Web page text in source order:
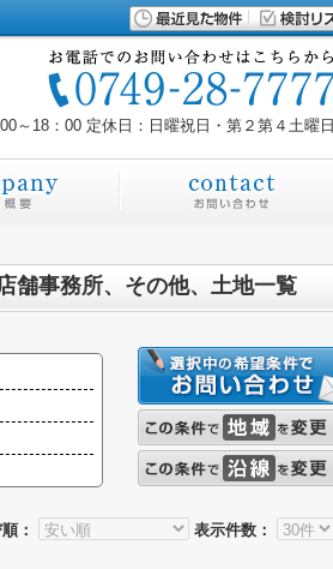
～18：00 定休日：日曜祝日・第２第４土曜日
舗事務所、その他、土地一覧
： 表示件数：